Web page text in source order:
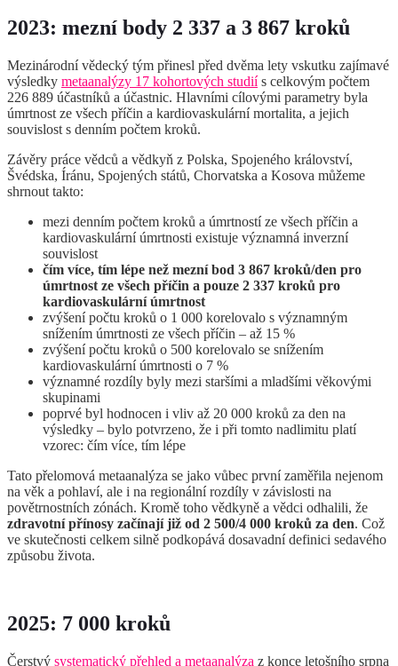
2023: mezní body 2 337 a 3 867 kroků
Mezinárodní vědecký tým přinesl před dvěma lety vskutku zajímavé
výsledky metaanalýzy 17 kohortových studiís celkovým počtem
226 889 účastníků a účastnic. Hlavními cílovými parametry byla
úmrtnost ze všech příčin a kardiovaskulární mortalita, a jejich
souvislost s denním počtem kroků.
Závěry práce vědců a vědkyň z Polska, Spojeného království,
Švédska, Íránu, Spojených států, Chorvatska a Kosova můžeme
shrnout takto:
mezi denním počtem kroků a úmrtností ze všech příčin a
kardiovaskulární úmrtnosti existuje významná inverzní
souvislost
čím více, tím lépe než mezní bod 3 867 kroků/den pro
úmrtnost ze všech příčin a pouze 2 337 kroků pro
kardiovaskulární úmrtnost
zvýšení počtu kroků o 1 000 korelovalo s významným
snížením úmrtnosti ze všech příčin – až 15 %
zvýšení počtu kroků o 500 korelovalo se snížením
kardiovaskulární úmrtnosti o 7 %
významné rozdíly byly mezi staršími a mladšími věkovými
skupinami
poprvé byl hodnocen i vliv až 20 000 kroků za den na
výsledky – bylo potvrzeno, že i při tomto nadlimitu platí
vzorec: čím více, tím lépe
Tato přelomová metaanalýza se jako vůbec první zaměřila nejenom
na věk a pohlaví, ale i na regionální rozdíly v závislosti na
povětrnostních zónách. Kromě toho vědkyně a vědci odhalili, že
zdravotní přínosy začínají již od 2 500/4 000 kroků za den. Což
ve skutečnosti celkem silně podkopává dosavadní definici sedavého
způsobu života.
2025: 7 000 kroků
Čerstvý systematický přehled a metaanalýza z konce letošního srpna